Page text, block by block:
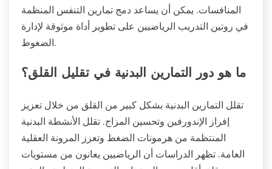
المنافسات. يمكن أن يساعد دمج تمارين التنفس المنظمة
في روتين التدريب الرياضيين على تطوير أداة موثوقة لإدارة
الضغوط.
ما هو دور التمارين البدنية في تقليل القلق؟
تقلل التمارين البدنية بشكل كبير من القلق من خلال تعزيز
إفراز الإندورفين وتحسين المزاج. تقلل الأنشطة البدنية
المنتظمة من هرمونات الضغط وتعزز المرونة العقلية
العامة. تظهر الدراسات أن الرياضيين يعانون من مستويات